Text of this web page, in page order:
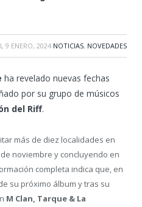
9 ENERO, 2024 NOTICIAS, NOVEDADES
ha revelado nuevas fechas
por su grupo de músicos
del Riff.
más de diez localidades en
noviembre y concluyendo en
completa indica que, en
su próximo álbum y tras su
M Clan, Tarque & La